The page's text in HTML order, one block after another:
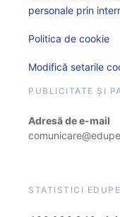
personale prin
Politica de cookie
Modifică setarile
PUBLICITATE ȘI
Adresă de e-mail
STATISTICI